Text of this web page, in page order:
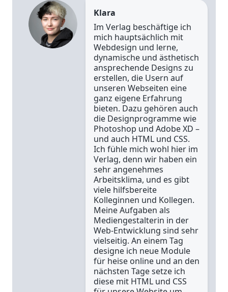
Klara
Im Verlag beschäftige ich
mich hauptsächlich mit
Webdesign und lerne,
dynamische und ästhetisch
ansprechende Designs zu
erstellen, die Usern auf
unseren Webseiten eine
ganz eigene Erfahrung
bieten. Dazu gehören auch
die Designprogramme wie
Photoshop und Adobe XD –
und auch HTML und CSS.
Ich fühle mich wohl hier im
Verlag, denn wir haben ein
sehr angenehmes
Arbeitsklima, und es gibt
viele hilfsbereite
Kolleginnen und Kollegen.
Meine Aufgaben als
Mediengestalterin in der
Web-Entwicklung sind sehr
vielseitig. An einem Tag
designe ich neue Module
für heise online und an den
nächsten Tage setze ich
diese mit HTML und CSS